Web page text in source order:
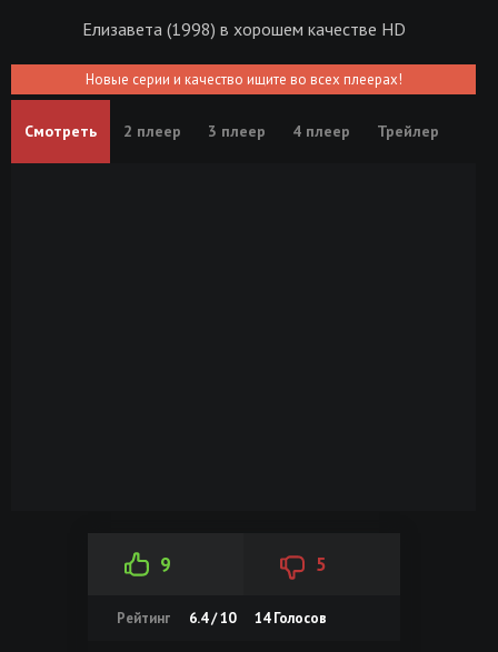
Елизавета (1998) в хорошем качестве HD
Новые серии и качество ищите во всех плеерах!
Смотреть 2 плеер 3 плеер 4 плеер Трейлер
9 5
Рейтинг 6.4 / 10 14Голосов